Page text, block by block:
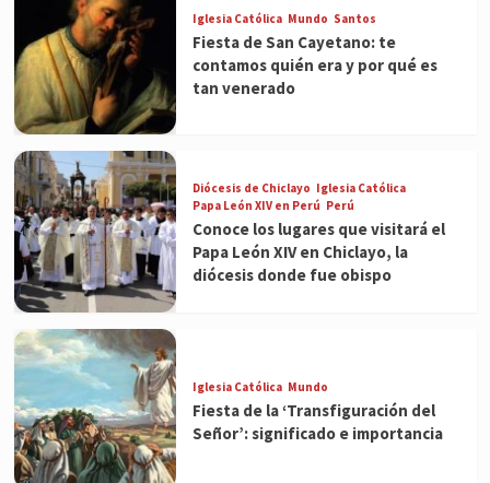
Iglesia Católica Mundo Santos
Fiesta de San Cayetano: te
contamos quién era y por qué es
tan venerado
Diócesis de Chiclayo Iglesia Católica
Papa León XIV en Perú Perú
Conoce los lugares que visitará el
Papa León XIV en Chiclayo, la
diócesis donde fue obispo
Iglesia Católica Mundo
Fiesta de la ‘Transfiguración del
Señor’: significado e importancia